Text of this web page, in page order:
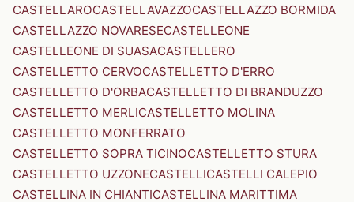
CASTELLAROCASTELLAVAZZOCASTELLAZZO BORMIDA
CASTELLAZZO NOVARESECASTELLEONE
CASTELLEONE DI SUASACASTELLERO
CASTELLETTO CERVOCASTELLETTO D'ERRO
CASTELLETTO D'ORBACASTELLETTO DI BRANDUZZO
CASTELLETTO MERLICASTELLETTO MOLINA
CASTELLETTO MONFERRATO
CASTELLETTO SOPRA TICINOCASTELLETTO STURA
CASTELLETTO UZZONECASTELLICASTELLI CALEPIO
CASTELLINA IN CHIANTICASTELLINA MARITTIMA